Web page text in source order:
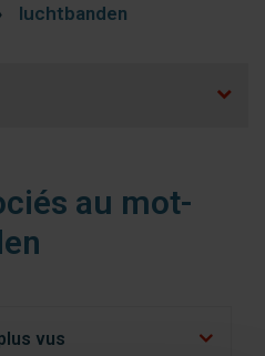
luchtbanden
au mot-